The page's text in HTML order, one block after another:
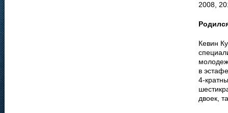
2008,
Кевин
в
4-
двоек,